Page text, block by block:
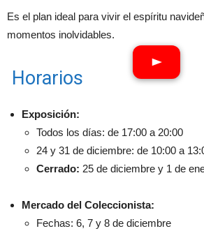
Es el plan ideal para vivir el espíritu
momentos inolvidables.
Horarios
Exposición:
Todos los días: de 17:00 a 20:00
24 y 31 de diciembre: de 10:00 a
Cerrado: 25 de diciembre y 1 de
Mercado del Coleccionista:
Fechas: 6, 7 y 8 de diciembre